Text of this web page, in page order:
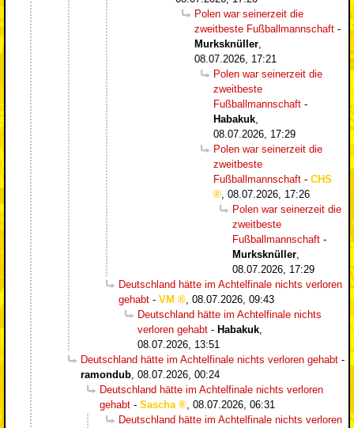
Polen war seinerzeit die
zweitbeste Fußballmannschaft -
Murksknüller,
08.07.2026, 17:21
Polen war seinerzeit die
zweitbeste
Fußballmannschaft -
Habakuk,
08.07.2026, 17:29
Polen war seinerzeit die
zweitbeste
Fußballmannschaft - CHS
, 08.07.2026, 17:26
Polen war seinerzeit die
zweitbeste
Fußballmannschaft -
Murksknüller,
08.07.2026, 17:29
Deutschland hätte im Achtelfinale nichts verloren
gehabt - VM , 08.07.2026, 09:43
Deutschland hätte im Achtelfinale nichts
verloren gehabt - Habakuk,
08.07.2026, 13:51
Deutschland hätte im Achtelfinale nichts verloren gehabt -
ramondub, 08.07.2026, 00:24
Deutschland hätte im Achtelfinale nichts verloren
gehabt - Sascha , 08.07.2026, 06:31
Deutschland hätte im Achtelfinale nichts verloren